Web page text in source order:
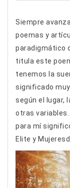
Siempre
poemas y
paradigmático
titula este
tenemos la
significado
según el lugar,
otras variables.
para mí
Elite y